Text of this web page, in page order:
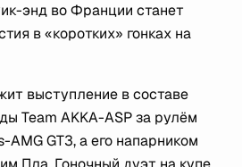
энд во Франции станет
в «коротких» гонках на
выступление в составе
Team AKKA-ASP за рулём
GT3, а его напарником